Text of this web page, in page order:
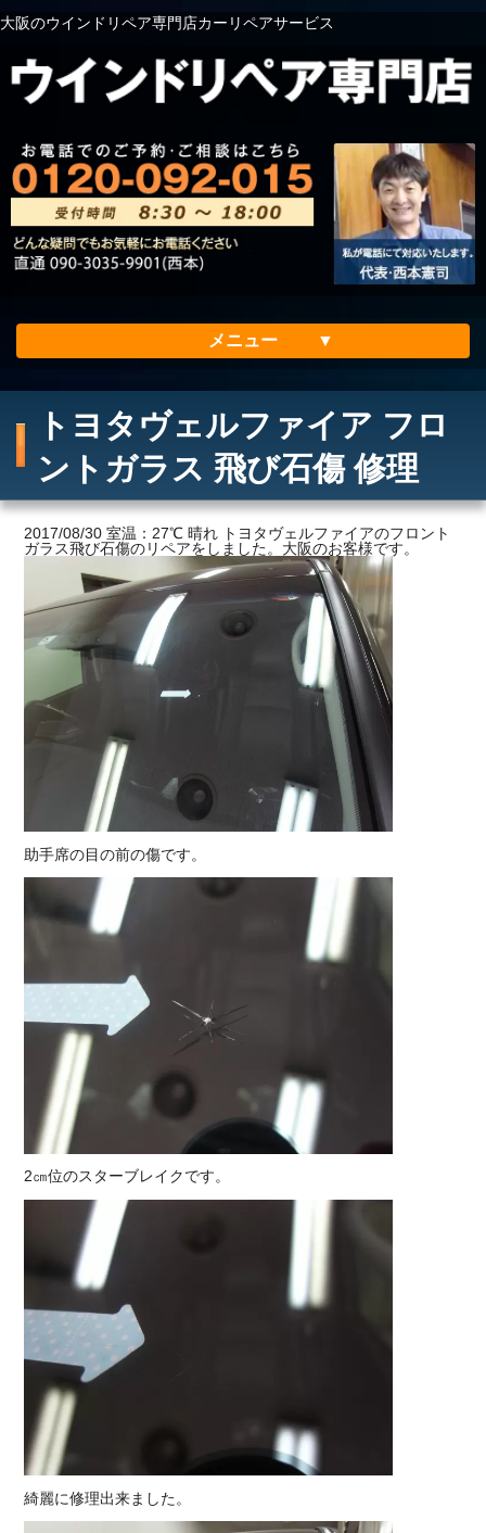
大阪のウインドリペア専門店カーリペアサービス
メニュー
会社案内
メリット
ご利用の流れ
価格
トヨタヴェルファイア フロ
ントガラス 飛び石傷 修理
2017/08/30 室温：27℃ 晴れ トヨタヴェルファイアのフロント
ガラス飛び石傷のリペアをしました。大阪のお客様です。
助手席の目の前の傷です。
2㎝位のスターブレイクです。
綺麗に修理出来ました。